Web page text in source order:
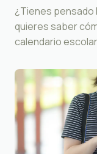
¿Tienes pensado
quieres saber
calendario